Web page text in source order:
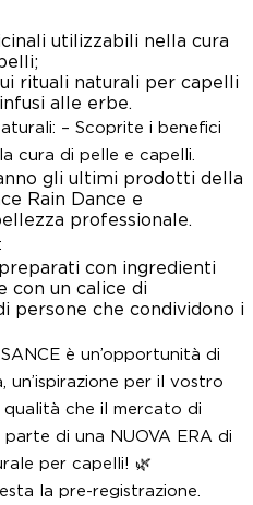
utilizzabili nella cura
rituali naturali per capelli
alle erbe.
– Scoprite i benefici
cura di pelle e capelli.
gli ultimi prodotti della
Rain Dance e
professionale.
con ingredienti
con un calice di
persone che condividono i
è un’opportunità di
per il vostro
che il mercato di
di una NUOVA ERA di
per capelli! 🌿
la pre-registrazione.